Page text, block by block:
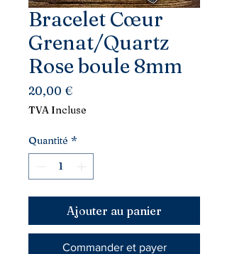
Bracelet Cœur
Grenat/Quartz
Rose boule 8mm
20,00 €Prix
TVA Incluse
Quantité *
Ajouter au panier
Commander et payer